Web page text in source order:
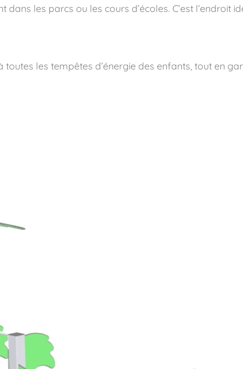
les parcs ou les cours d’écoles. C’est l’endroit
les tempêtes d’énergie des enfants, tout en